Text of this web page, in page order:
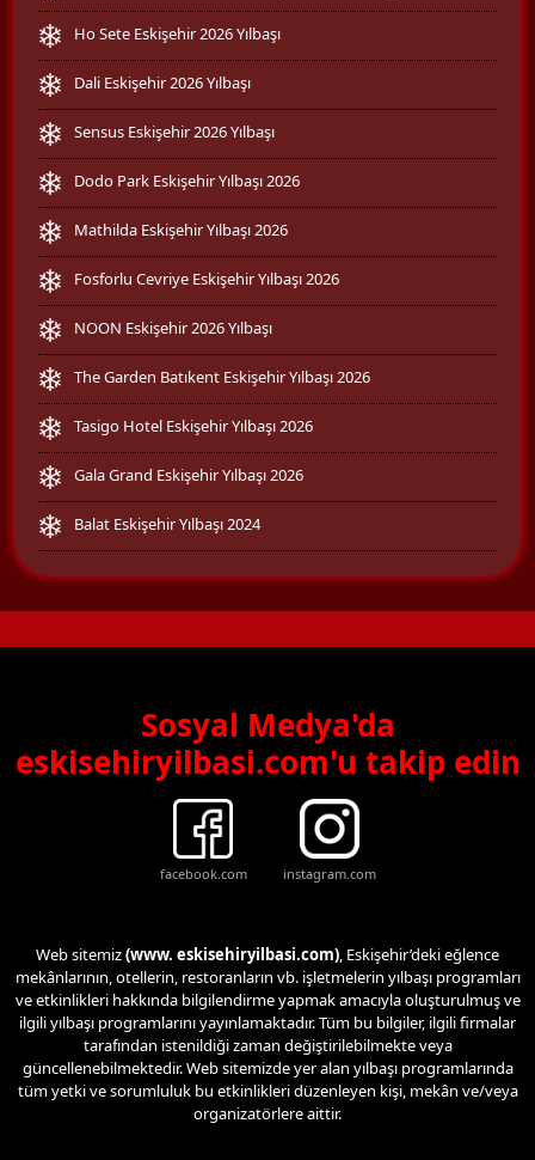
Ho Sete Eskişehir 2026 Yılbaşı
Dali Eskişehir 2026 Yılbaşı
Sensus Eskişehir 2026 Yılbaşı
Dodo Park Eskişehir Yılbaşı 2026
Mathilda Eskişehir Yılbaşı 2026
Fosforlu Cevriye Eskişehir Yılbaşı 2026
NOON Eskişehir 2026 Yılbaşı
The Garden Batıkent Eskişehir Yılbaşı 2026
Tasigo Hotel Eskişehir Yılbaşı 2026
Gala Grand Eskişehir Yılbaşı 2026
Balat Eskişehir Yılbaşı 2024
Sosyal Medya'da
eskisehiryilbasi.com'u takip edin
facebook.com instagram.com
Web sitemiz(www. eskisehiryilbasi.com), Eskişehir’deki eğlence
mekânlarının, otellerin, restoranların vb. işletmelerin yılbaşı programları
ve etkinlikleri hakkında bilgilendirme yapmak amacıyla oluşturulmuş ve
ilgili yılbaşı programlarını yayınlamaktadır. Tüm bu bilgiler, ilgili firmalar
tarafından istenildiği zaman değiştirilebilmekte veya
güncellenebilmektedir. Web sitemizde yer alan yılbaşı programlarında
tüm yetki ve sorumluluk bu etkinlikleri düzenleyen kişi, mekân ve/veya
organizatörlere aittir.